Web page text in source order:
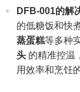
DFB-001的解
的低糖饭和快
蒸蛋糕等多种
头 的精准控温
用效率和烹饪